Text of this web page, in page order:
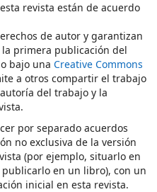
revista están de acuerdo
de autor y garantizan
primera publicación del
bajo una Creative Commons
a otros compartir el trabajo
del trabajo y la
por separado acuerdos
no exclusiva de la versión
(por ejemplo, situarlo en
en un libro), con un
inicial en esta revista.